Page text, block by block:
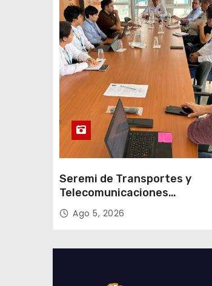
n
t
r
d
a
s
Seremi de Transportes y
Telecomunicaciones
encabezó primera mesa de
coordinación para el retiro de
Ago 5, 2026